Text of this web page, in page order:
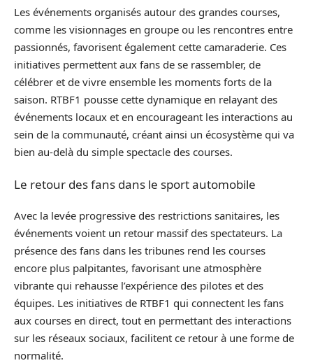
Les événements organisés autour des grandes courses,
comme les visionnages en groupe ou les rencontres entre
passionnés, favorisent également cette camaraderie. Ces
initiatives permettent aux fans de se rassembler, de
célébrer et de vivre ensemble les moments forts de la
saison. RTBF1 pousse cette dynamique en relayant des
événements locaux et en encourageant les interactions au
sein de la communauté, créant ainsi un écosystème qui va
bien au-delà du simple spectacle des courses.
Le retour des fans dans le sport automobile
Avec la levée progressive des restrictions sanitaires, les
événements voient un retour massif des spectateurs. La
présence des fans dans les tribunes rend les courses
encore plus palpitantes, favorisant une atmosphère
vibrante qui rehausse l’expérience des pilotes et des
équipes. Les initiatives de RTBF1 qui connectent les fans
aux courses en direct, tout en permettant des interactions
sur les réseaux sociaux, facilitent ce retour à une forme de
normalité.